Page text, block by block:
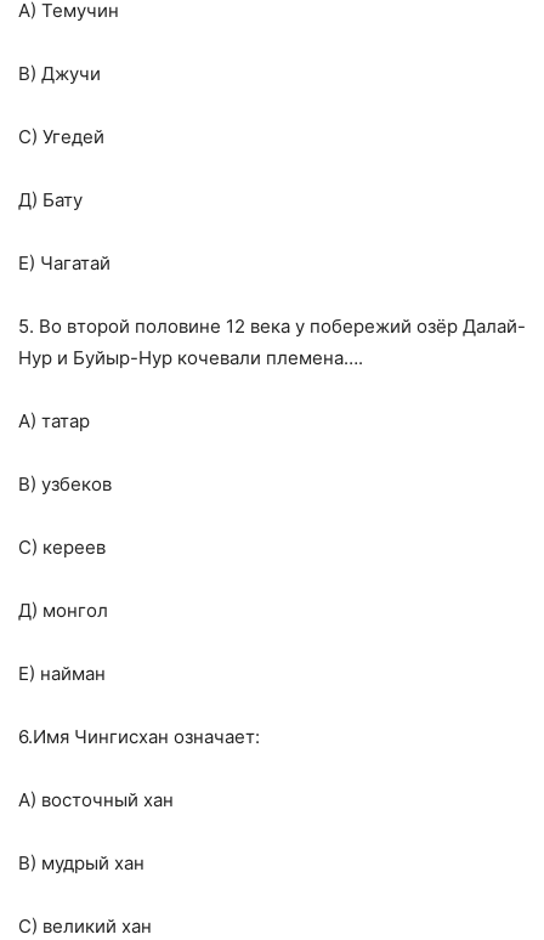
А) Темучин
В) Джучи
С) Угедей
Д) Бату
Е) Чагатай
5. Во второй половине 12 века у побережий озёр Далай-
Нур и Буйыр-Нур кочевали племена….
А) татар
В) узбеков
С) кереев
Д) монгол
Е) найман
6.Имя Чингисхан означает:
А) восточный хан
В) мудрый хан
С) великий хан